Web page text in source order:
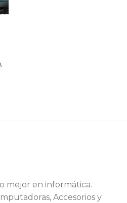
mejor en informática.
Accesorios y